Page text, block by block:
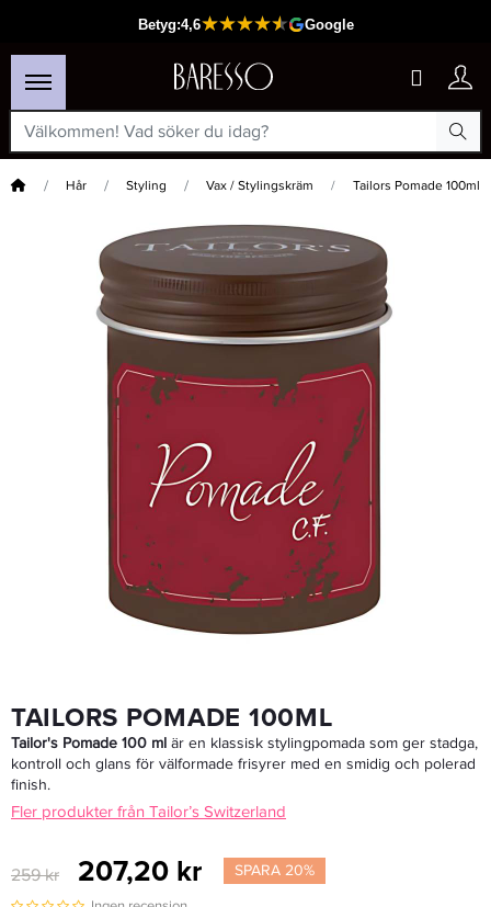
Hem Hår Styling Vax / Stylingskräm Tailors Pomade 100ml
Passar din varukorg
Matrix Total Results Mega Sleek Duo Paket 1000ml
599 kr
TAILORS POMADE 100ML
Tailor's Pomade 100 ml är en klassisk stylingpomada som ger stadga,
kontroll och glans för välformade frisyrer med en smidig och polerad
finish.
Fler produkter från Tailor’s Switzerland
259 kr 207,20 kr SPARA 20%